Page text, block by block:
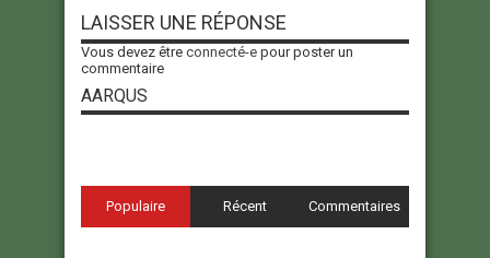
LAISSER UNE RÉPONSE
Vous devez être connecté-e pour poster un
commentaire
AARQUS
Populaire Récent Commentaires